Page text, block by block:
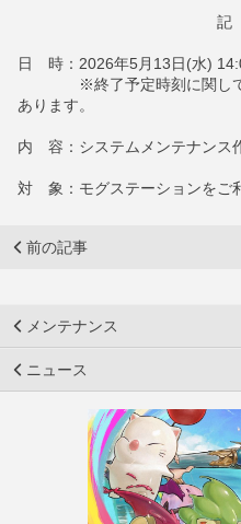
記
日 時：2026年5月13日(水)
※終了予定時刻に関しては
あります。
内 容：システムメンテナンス
対 象：モグステーションをご
前の記事
メンテナンス
ニュース